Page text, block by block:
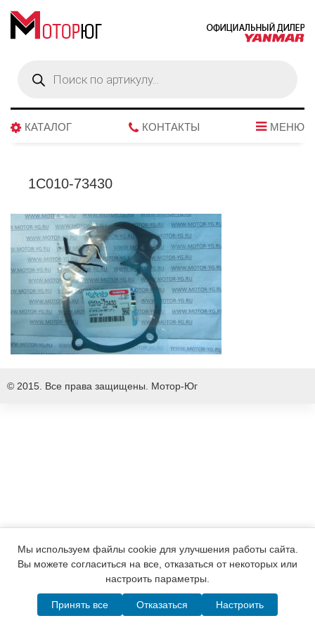
товаров
КАТАЛОГ КОНТАКТЫ МЕНЮ
1C010-73430
© 2015. Все права защищены. Мотор-Юг
Написать в MAX Telegram WhatsApp Позвонить
Мы используем файлы cookie для улучшения работы сайта.
Вы можете согласиться на все, отказаться от некоторых или
настроить параметры.
Принять все Отказаться Настроить